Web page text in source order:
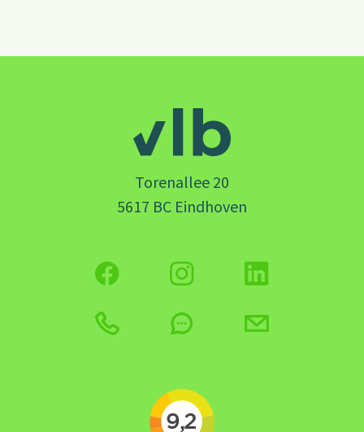
Torenallee 20
5617 BC Eindhoven